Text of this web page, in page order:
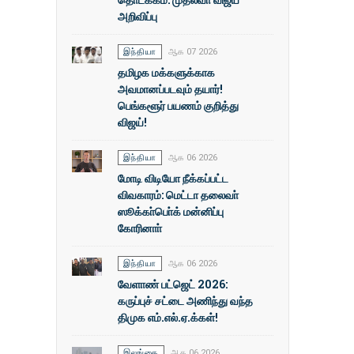
அறிவிப்பு
இந்தியா ஆக 07 2026
தமிழக மக்களுக்காக
அவமானப்படவும் தயார்!
பெங்களூர் பயணம் குறித்து
விஜய்!
இந்தியா ஆக 06 2026
மோடி விடியோ நீக்கப்பட்ட
விவகாரம்: மெட்டா தலைவா்
ஸூக்கா்பொ்க் மன்னிப்பு
கோரினாா்
இந்தியா ஆக 06 2026
வேளாண் பட்ஜெட் 2026:
கருப்புச் சட்டை அணிந்து வந்த
திமுக எம்.எல்.ஏ.க்கள்!